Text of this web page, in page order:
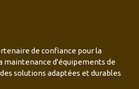
de confiance pour la
maintenance d'équipements de
solutions adaptées et durables